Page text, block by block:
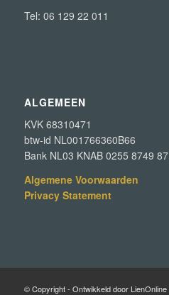
Tel: 06 129 22 011
ALGEMEEN
KVK 68310471
btw-id NL001766360B66
Bank NL03 KNAB 0255 8749 87
Algemene Voorwaarden
Privacy Statement
© Copyright - Ontwikkeld door LienOnline